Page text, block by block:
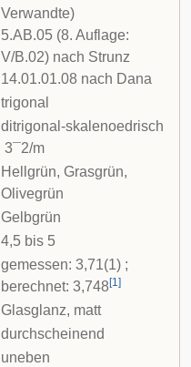
Verwandte)
5.AB.05 (8. Auflage:
V/B.02) nach Strunz
14.01.01.08 nach Dana
trigonal
ditrigonal-skalenoedrisch
3¯2/m
Hellgrün, Grasgrün,
Olivegrün
Gelbgrün
4,5 bis 5
gemessen: 3,71(1) ;
berechnet: 3,748[1]
Glasglanz, matt
durchscheinend
uneben